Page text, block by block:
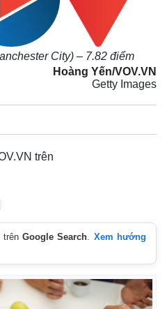
Quân sự - Quốc phòng
Vũ khí
Phân tích
City) – 7.82 điểm
Hoàng Yến/VOV.VN
Getty Images
trên
trênGoogle Search. Xem hướng